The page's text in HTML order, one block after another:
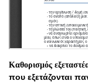
Καθορισμός
που εξετάζονται